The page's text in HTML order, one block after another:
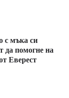
с мъка си
да помогне на
Еверест